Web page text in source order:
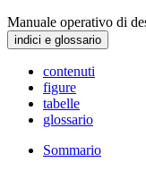
Manuale operativo di
indici e glossario
contenuti
figure
tabelle
glossario
Sommario